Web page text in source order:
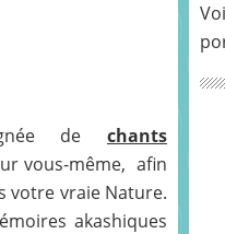
de chants
vous-même, afin
votre vraie Nature.
akashiques